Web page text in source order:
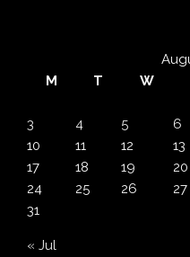
M
T W
3
4 5 6
10
11 12 13
17
18 19 20
24
25 26 27
31
« Jul